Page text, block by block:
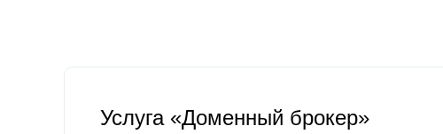
Услуга «Доменный брокер»